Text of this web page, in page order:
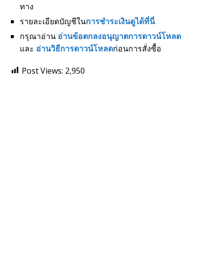
ทาง
รายละเอียดบัญชีในการชำระเงินดูได้ที่นี่
กรุณาอ่าน อ่านข้อตกลงอนุญาตการดาวน์โหลด
และ อ่านวิธีการดาวน์โหลดก่อนการสั่งซื้อ
Post Views: 2,950